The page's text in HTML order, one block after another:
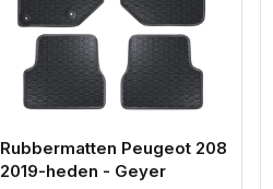
Rubbermatten Peugeot 208
2019-heden - Geyer